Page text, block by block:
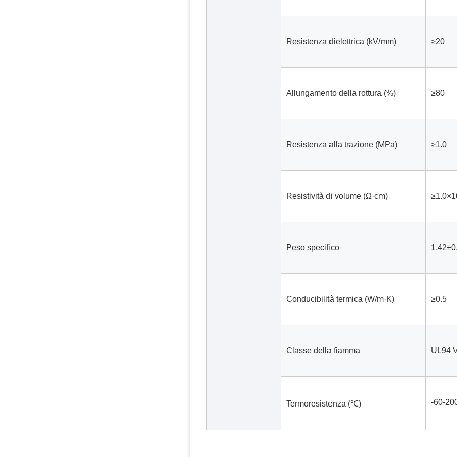
Resistenza dielettrica (kV/mm) ≥20
Allungamento della rottura (%) ≥80
Resistenza alla trazione (MPa) ≥1.0
Resistività di volume (Ω·cm)
Peso specifico
Conducibilità termica (W/m·K) ≥0.5
Classe della fiamma UL94
Termoresistenza (℃) -60-